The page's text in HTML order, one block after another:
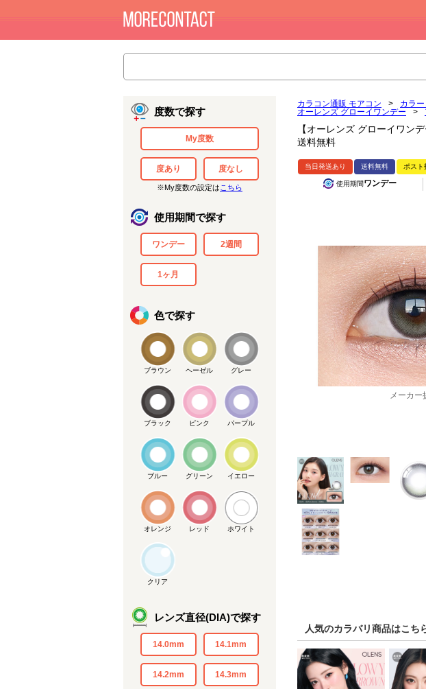
度数で探す
My度数
度あり 度なし
※My度数の設定は こちら
使用期間で探す
ワンデー 2週間
1ヶ月
色で探す
ブラウン ヘーゼル グレー
ブラック ピンク パープル
ブルー グリーン イエロー
オレンジ レッド ホワイト
クリア
レンズ直径(DIA)で探す
14.0mm 14.1mm
14.2mm 14.3mm
カラコン通販 モアコン > カラ
オーレンズ グローイワンデー
>
【オーレンズ グローイワン
送料無料
当日発送あり 送料無料 ポスト
使用期間ワンデー
メーカー提供画像
人気のカラバリ商品はこち